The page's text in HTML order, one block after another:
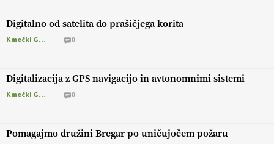
Digitalno od satelita do prašičjega korita
Kmečki Glas 0
Digitalizacija z GPS navigacijo in avtonomnimi sistemi
Kmečki Glas 0
Pomagajmo družini Bregar po uničujočem požaru